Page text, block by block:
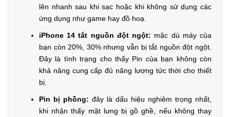
lên nhanh sau khi sạc hoặc khi không sử dụng các
ứng dụng như game hay đồ hoạ.
iPhone 14 tắt nguồn đột ngột: mặc dù máy của
bạn còn 20%, 30% nhưng vẫn bị tắt nguồn đột ngột.
Đây là tình trạng cho thấy Pin của bạn không còn
khả năng cung cấp đủ năng lượng tức thời cho thiết
bị.
Pin bị phồng: đây là dấu hiệu nghiêm trọng nhất,
khi nhận thấy mặt lưng bị gồ ghề, nếu không thay